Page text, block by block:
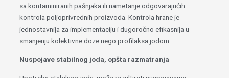
sa kontaminiranih pašnjaka ili nametanje odgovarajućih
kontrola poljoprivrednih proizvoda. Kontrola hrane je
jednostavnija za implementaciju i dugoročno efikasnija u
smanjenju kolektivne doze nego profilaksa jodom.
Nuspojave stabilnog joda, opšta razmatranja